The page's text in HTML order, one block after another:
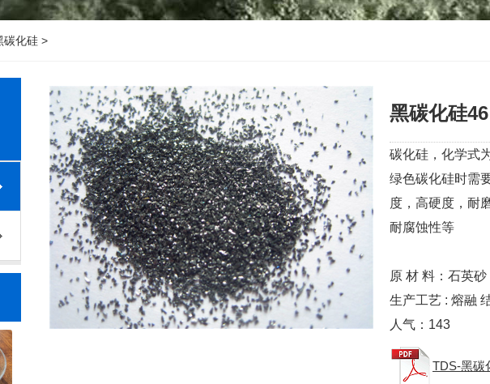
碳化硅 >
黑碳化硅
碳化硅，化学式
绿色碳化硅时需
度，高硬度，耐
耐腐蚀性等
原 材 料：石英砂
生产工艺 : 熔融
人气： 143
TDS-黑碳